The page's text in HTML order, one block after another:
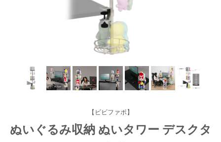
【ビビファボ】
ぬいぐるみ収納 ぬいタワー デスクタ